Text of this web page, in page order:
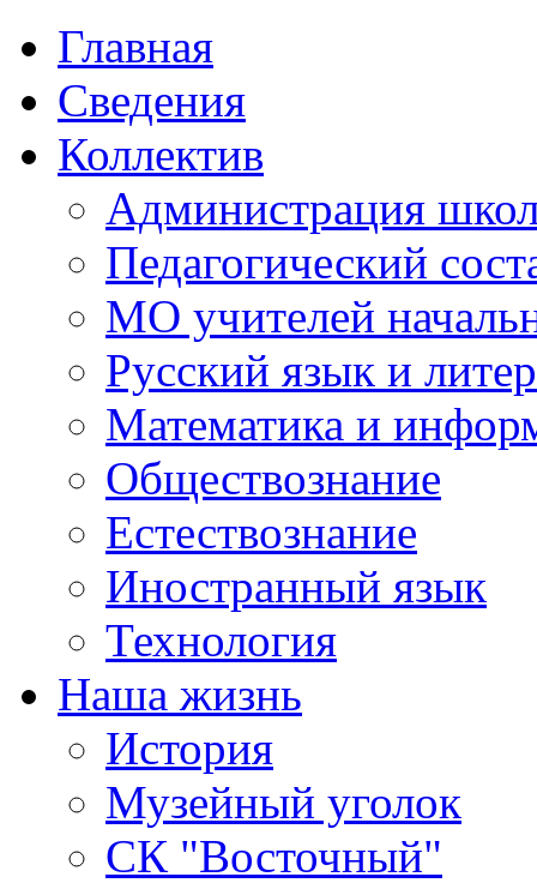
Главная
Сведения
Коллектив
Администрация
Педагогический
МО учителей
Русский язык и
Математика и
Обществознание
Естествознание
Иностранный язык
Технология
Наша жизнь
История
Музейный уголок
СК "Восточный"